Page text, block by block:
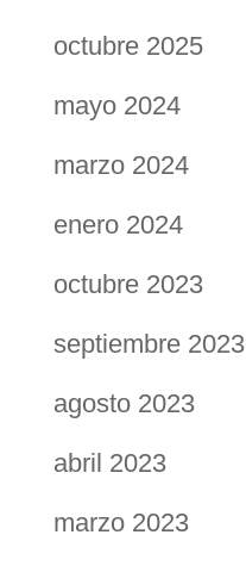
octubre 2025
mayo 2024
marzo 2024
enero 2024
octubre 2023
septiembre 2023
agosto 2023
abril 2023
marzo 2023